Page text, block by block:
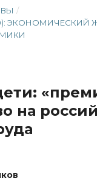
/
ЭКОНОМИЧЕСКИЙ
на